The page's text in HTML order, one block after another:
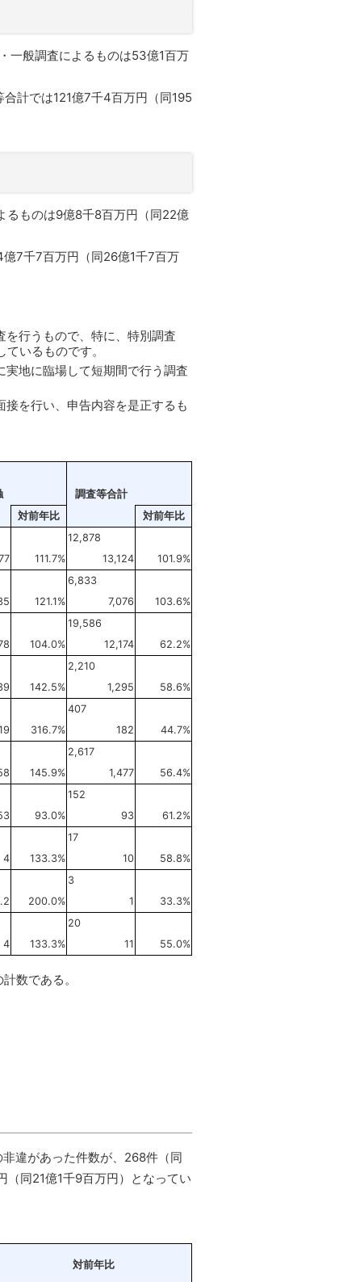
一般調査によるものは53億1百万
計では121億7千4百万円（同195
るものは9億8千8百万円（同22億
7千7百万円（同26億1千7百万
行うもので、特に、特別調査
いるものです。
地に臨場して短期間で行う調査
を行い、申告内容を是正するも
調査等合計
対前年比 対前年比
12,878
111.7% 13,124
101.9%
6,833
121.1% 7,076
103.6%
19,586
104.0% 12,174 62.2%
2,210
142.5% 1,295 58.6%
407
316.7% 182 44.7%
2,617
145.9% 1,477 56.4%
152
93.0% 93 61.2%
17
4 133.3% 10 58.8%
3
200.0% 1 33.3%
20
4 133.3% 11 55.0%
数である。
違があった件数が、268件（同
同21億1千9百万円）となってい
対前年比